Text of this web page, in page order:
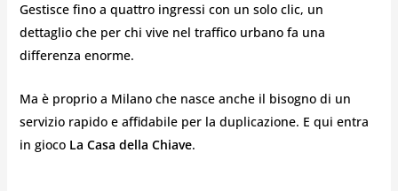
Gestisce fino a quattro ingressi con un solo clic, un
dettaglio che per chi vive nel traffico urbano fa una
differenza enorme.
Ma è proprio a Milano che nasce anche il bisogno di un
servizio rapido e affidabile per la duplicazione. E qui entra
in gioco La Casa della Chiave.